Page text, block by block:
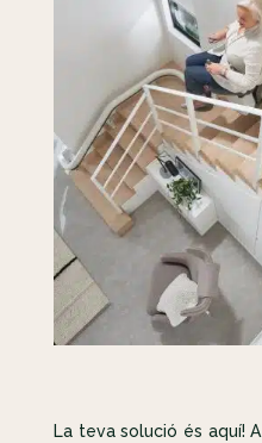
La teva solució és aquí! A